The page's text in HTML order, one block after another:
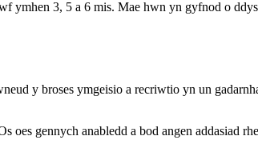
3, 5 a 6 mis. Mae hwn yn gyfnod o
y broses ymgeisio a recriwtio yn un
gennych anabledd a bod angen addasiad